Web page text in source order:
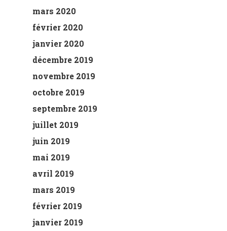
mars 2020
février 2020
janvier 2020
décembre 2019
novembre 2019
octobre 2019
septembre 2019
juillet 2019
juin 2019
mai 2019
avril 2019
mars 2019
février 2019
janvier 2019